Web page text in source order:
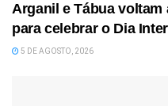
Arganil e Tábua
para celebrar o Dia
5 DE AGOSTO, 2026